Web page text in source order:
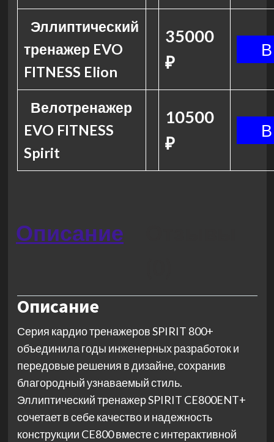
Эллиптический
тренажер EVO
FITNESS Elion
35000
₽
Велотренажер
EVO FITNESS
Spirit
10500
₽
Описание
Описание
Серия кардио тренажеров SPIRIT 800+
объединила годы инженерных разработок и
передовые решения в дизайне, сохранив
благородный узнаваемый стиль.
Эллиптический тренажер SPIRIT CE800ENT+
сочетает в себе качество и надежность
конструкции CE800 вместе с интерактивной